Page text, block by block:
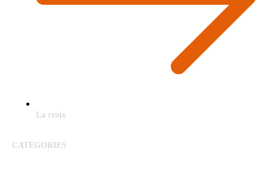
La croix
CATÉGORIES